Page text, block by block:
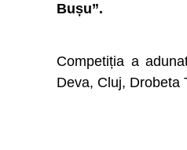
Bușu”.
Competiția a
Deva, Cluj, Drobeta